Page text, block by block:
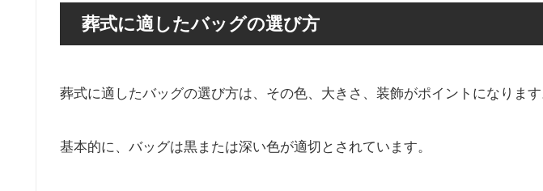
葬式に適したバッグの選び方
葬式に適したバッグの選び方は、その色、大きさ、装飾がポイントになります
基本的に、バッグは黒または深い色が適切とされています。